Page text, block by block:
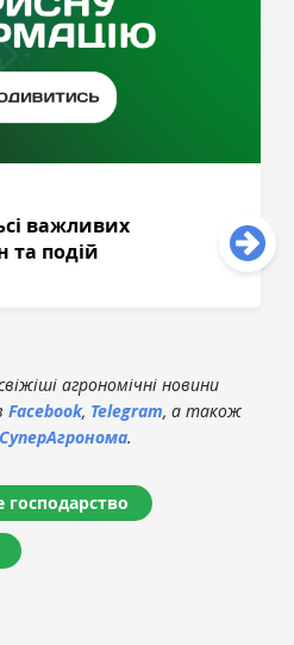
важливих
та подій
агрономічні новини
Facebook, Telegram, а також
.
господарство